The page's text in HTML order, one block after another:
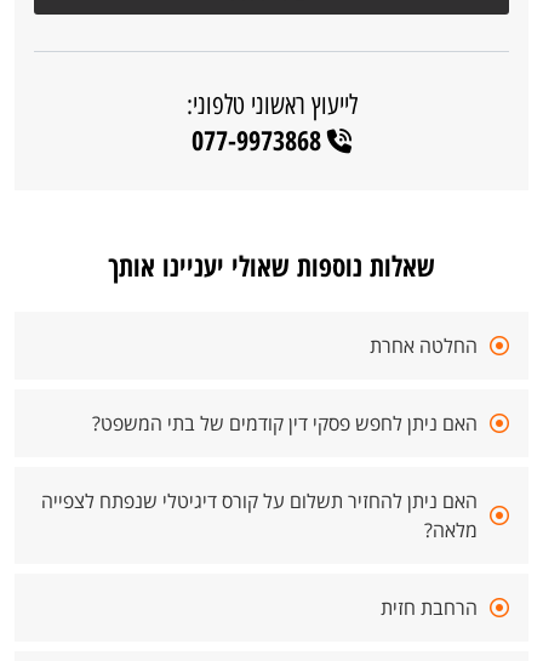
לייעוץ ראשוני טלפוני:
077-9973868
שאלות נוספות שאולי יעניינו אותך
החלטה אחרת
האם ניתן לחפש פסקי דין קודמים של בתי המשפט?
האם ניתן להחזיר תשלום על קורס דיגיטלי שנפתח לצפייה
מלאה?
הרחבת חזית